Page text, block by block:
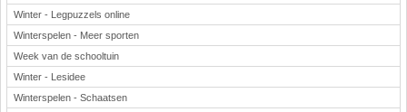
Winter - Legpuzzels online
Winterspelen - Meer sporten
Week van de schooltuin
Winter - Lesidee
Winterspelen - Schaatsen